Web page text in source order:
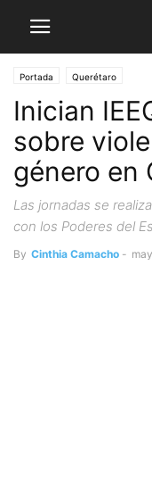
Portada Querétaro
Inician
sobre
género en
Las jornadas se
con los Poderes del
By Cinthia Camacho -